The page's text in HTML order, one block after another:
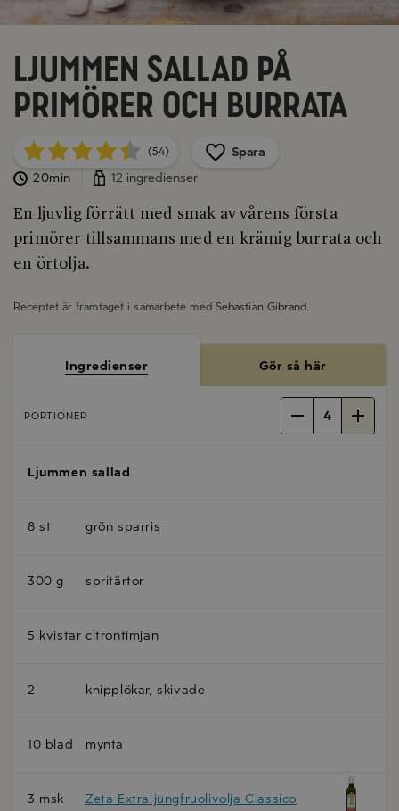
Ljummen sallad på
primörer och burrata
(54)
Spara
20min
12 ingredienser
En ljuvlig förrätt med smak av vårens första
primörer tillsammans med en krämig burrata och
en örtolja.
Receptet är framtaget i samarbete med Sebastian Gibrand.
Ingredienser Gör så här
PORTIONER 4
Ljummen sallad
8 st grön sparris
300 g spritärtor
5 kvistar citrontimjan
2 knipplökar, skivade
10 blad mynta
3 msk Zeta Extra jungfruolivolja Classico